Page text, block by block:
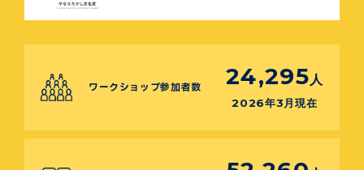
ワークショップ参加者数 24,295 人
2026年3月現在